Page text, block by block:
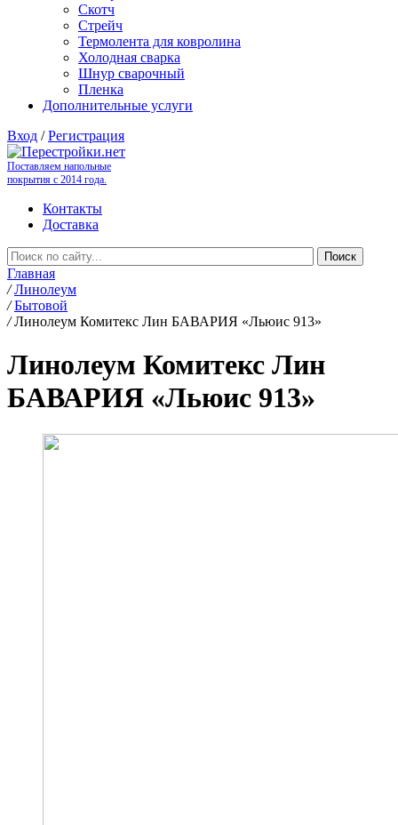
Скотч
Стрейч
Термолента для ковролина
Холодная сварка
Шнур сварочный
Пленка
Дополнительные услуги
Вход /Регистрация
Поставляем напольные
покрытия с 2014 года.
Контакты
Доставка
Главная
/ Линолеум
/ Бытовой
/ Линолеум Комитекс Лин БАВАРИЯ «Льюис 913»
Линолеум Комитекс Лин
БАВАРИЯ «Льюис 913»